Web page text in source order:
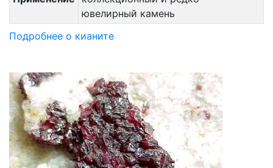
ювелирный камень
Подробнее о кианите